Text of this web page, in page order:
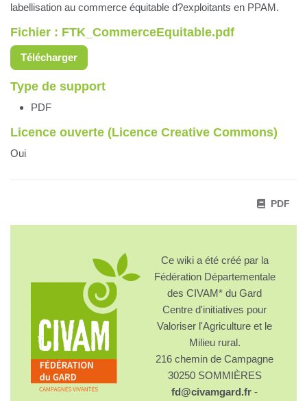
labellisation au commerce équitable d?exploitants en PPAM.
Fichier : FTK_CommerceEquitable.pdf
Télécharger
Type de support
PDF
Licence ouverte (Licence Creative Commons)
Oui
PDF
Ce wiki a été créé par la
Fédération Départementale
des CIVAM* du Gard
Centre d'initiatives pour
Valoriser l'Agriculture et le
Milieu rural.
216 chemin de Campagne
30250 SOMMIÈRES
fd@civamgard.fr -